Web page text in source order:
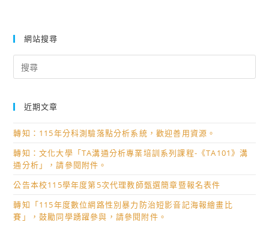
網站搜尋
for:
近期文章
轉知：115年分科測驗落點分析系統，歡迎善用資源。
轉知：文化大學「TA溝通分析專業培訓系列課程-《TA101》溝
通分析」，請參閱附件。
公告本校115學年度第5次代理教師甄選簡章暨報名表件
轉知「115年度數位網路性別暴力防治短影音記海報繪畫比
賽」，鼓勵同學踴躍參與，請參閱附件。